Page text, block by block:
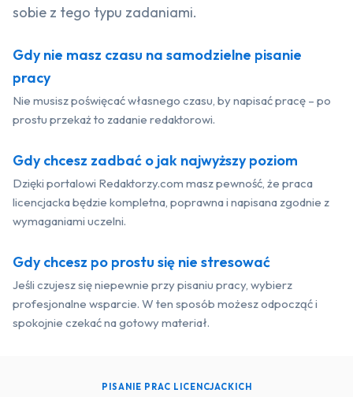
sobie z tego typu zadaniami.
Gdy nie masz czasu na samodzielne pisanie
pracy
Nie musisz poświęcać własnego czasu, by napisać pracę – po
prostu przekaż to zadanie redaktorowi.
Gdy chcesz zadbać o jak najwyższy poziom
Dzięki portalowi Redaktorzy.com masz pewność, że praca
licencjacka będzie kompletna, poprawna i napisana zgodnie z
wymaganiami uczelni.
Gdy chcesz po prostu się nie stresować
Jeśli czujesz się niepewnie przy pisaniu pracy, wybierz
profesjonalne wsparcie. W ten sposób możesz odpocząć i
spokojnie czekać na gotowy materiał.
PISANIE PRAC LICENCJACKICH